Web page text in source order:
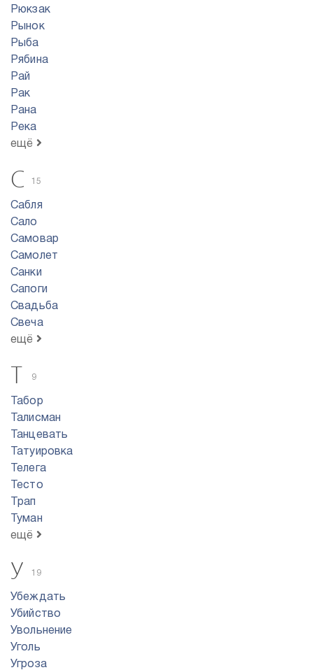
Рюкзак
Рынок
Рыба
Рябина
Рай
Рак
Рана
Река
ещё
С 15
Сабля
Сало
Самовар
Самолет
Санки
Сапоги
Свадьба
Свеча
ещё
Т 9
Табор
Талисман
Танцевать
Татуировка
Телега
Тесто
Трап
Туман
ещё
У 19
Убеждать
Убийство
Увольнение
Уголь
Угроза